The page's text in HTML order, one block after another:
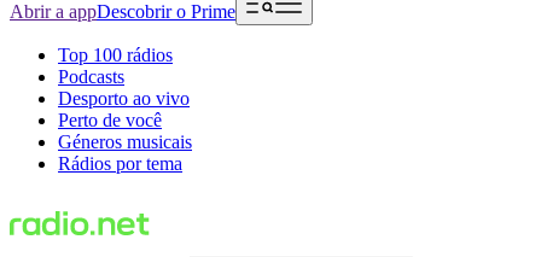
Abrir a appDescobrir o Prime
Top 100 rádios
Podcasts
Desporto ao vivo
Perto de você
Géneros musicais
Rádios por tema